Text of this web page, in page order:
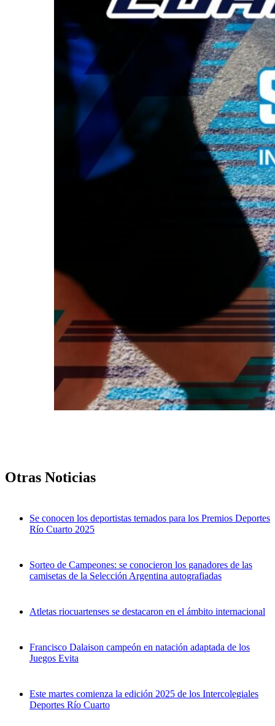
Otras Noticias
Se conocen los deportistas ternados para los Premios Deportes
Río Cuarto 2025
Sorteo de Campeones: se conocieron los ganadores de las
camisetas de la Selección Argentina autografiadas
Atletas riocuartenses se destacaron en el ámbito internacional
Francisco Dalaison campeón en natación adaptada de los
Juegos Evita
Este martes comienza la edición 2025 de los Intercolegiales
Deportes Río Cuarto